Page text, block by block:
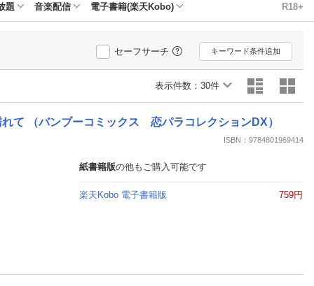
動画配信
楽天TV
動画配信ガイド
無料テレビ
Rチャンネル
楽天チケット
題 音楽配信 電子書籍(楽天Kobo) R18+
セーフサーチ キーワード条件追加
表示件数： 30件
て （バンブーコミックス 恋パラコレクションDX）
ISBN：9784801969414
紙書籍版の他もご購入可能です
楽天Kobo 電子書籍版 759円